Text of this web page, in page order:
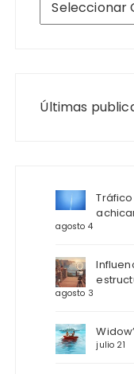
Últimas
agosto 4
agosto 3
julio 21